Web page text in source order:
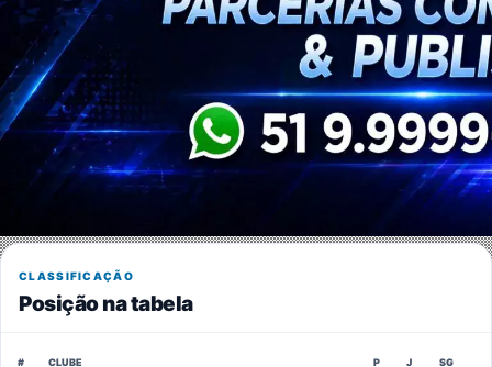
CLASSIFICAÇÃO
Posição na tabela
# CLUBE P J SG